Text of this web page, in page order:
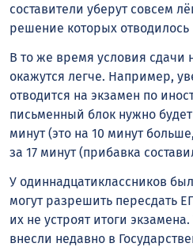
составители уберут совсем
решение которых
В то же время условия сдачи
окажутся легче. Например,
отводится на экзамен по
письменный блок нужно
минут (это на 10 минут
за 17 минут (прибавка
У одиннадцатиклассников
могут разрешить пересдать
их не устроят итоги
внесли недавно в